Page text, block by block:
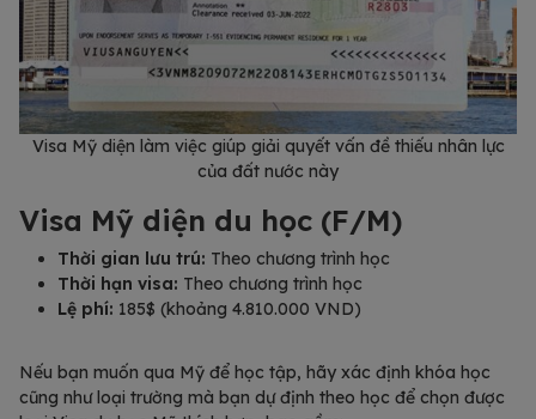
Visa Mỹ diện làm việc giúp giải quyết vấn đề thiếu nhân lực
của đất nước này
Visa Mỹ diện du học (F/M)
Thời gian lưu trú: Theo chương trình học
Thời hạn visa: Theo chương trình học
Lệ phí: 185$ (khoảng 4.810.000 VND)
Nếu bạn muốn qua Mỹ để học tập, hãy xác định khóa học
cũng như loại trường mà bạn dự định theo học để chọn được